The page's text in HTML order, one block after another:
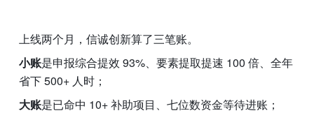
上线两个月，信诚创新算了三笔账。
小账是申报综合提效 93%、要素提取提速 100 倍、全年
省下 500+ 人时；
大账是已命中 10+ 补助项目、七位数资金等待进账；